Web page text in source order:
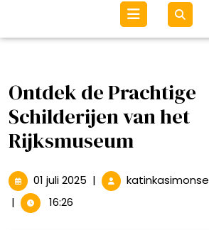
Open
menu
Ontdek de Prachtige
Schilderijen van het
Rijksmuseum
01 juli 2025 01| katinkasimonse
|
16:26